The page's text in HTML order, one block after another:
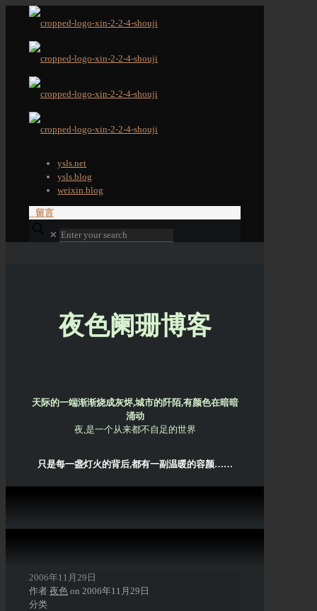
ysls.net
ysls.blog
weixin.blog
留言
✕
夜色阑珊博客
天际的一端渐渐烧成灰烬,城市的阡陌,有颜色在暗暗
涌动
夜,是一个从来都不自足的世界
只是每一盏灯火的背后,都有一副温暖的容颜……
2006年11月29日
作者 夜色 on 2006年11月29日
分类